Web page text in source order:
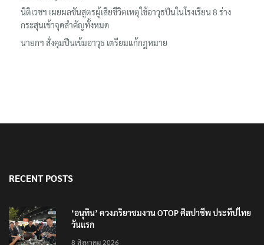
‘แม่เด็ก 14’ ยกมือไหว้ขอโทษทั้งน้ำตาและแสดงความเสียใจกับ
ครอบครัวผู้เสียชีวิต
นิติเวชฯ เผยผลชันสูตรผู้เสียชีวิตเหตุใช้อาวุธปืนในโรงเรียน 8 ร่าง
กระสุนเข้าจุดสำคัญทั้งหมด
‘อนุทิน’ ควงภริยาชมงาน OTOP ศิลปาชีพ ประทีปไทย